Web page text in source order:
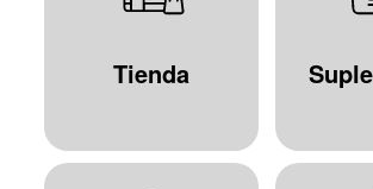
Tienda